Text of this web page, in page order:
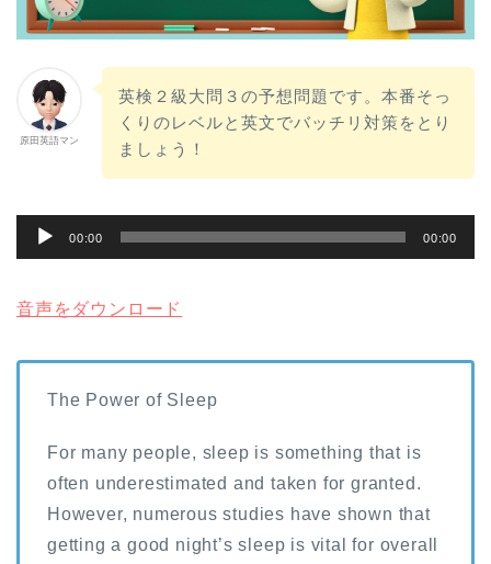
原田英語マン
英検２級大問３の予想問題です。本番そっ
くりのレベルと英文でバッチリ対策をとり
ましょう！
声
レ
00:00 00:00
音声をダウンロード
The Power of Sleep
For many people, sleep is something that is
often underestimated and taken for granted.
However, numerous studies have shown that
getting a good night’s sleep is vital for overall